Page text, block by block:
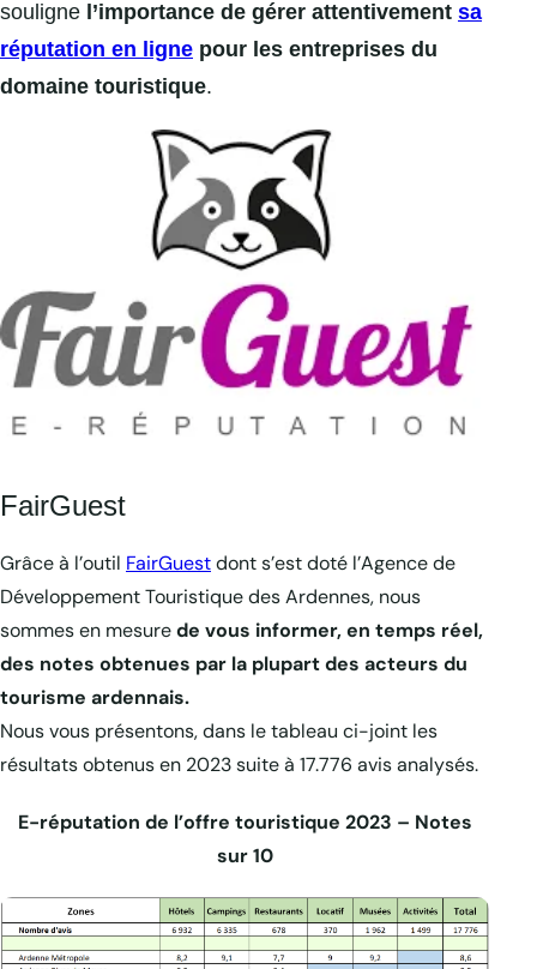
souligne l’importance de gérer attentivement sa
réputation en ligne pour les entreprises du
domaine touristique.
FairGuest
Grâce à l’outil FairGuestdont s’est doté l’Agence de
Développement Touristique des Ardennes, nous
sommes en mesurede vous informer, en temps réel,
des notes obtenues par la plupart des acteurs du
tourisme ardennais.
Nous vous présentons, dans le tableau ci-joint les
résultats obtenus en 2023 suite à 17.776 avis analysés.
E-réputation de l’offre touristique 2023 – Notes
sur 10